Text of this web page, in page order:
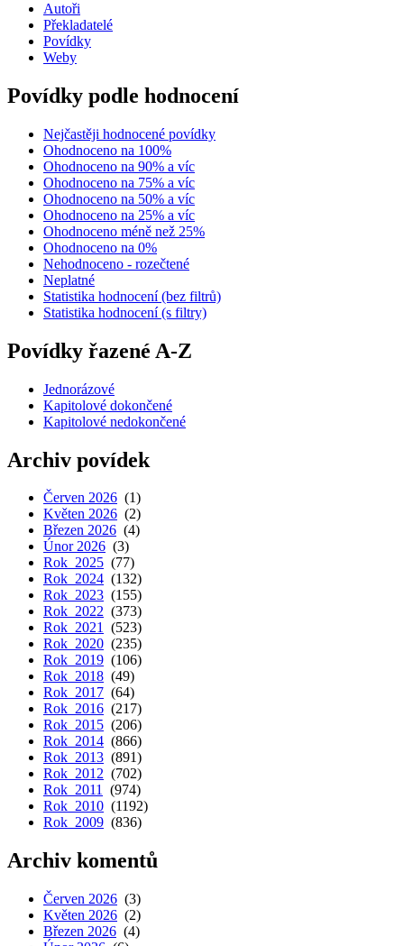
Autoři
Překladatelé
Povídky
Weby
Povídky podle hodnocení
Nejčastěji hodnocené povídky
Ohodnoceno na 100%
Ohodnoceno na 90% a víc
Ohodnoceno na 75% a víc
Ohodnoceno na 50% a víc
Ohodnoceno na 25% a víc
Ohodnoceno méně než 25%
Ohodnoceno na 0%
Nehodnoceno - rozečtené
Neplatné
Statistika hodnocení (bez filtrů)
Statistika hodnocení (s filtry)
Povídky řazené A-Z
Jednorázové
Kapitolové dokončené
Kapitolové nedokončené
Archiv povídek
Červen 2026 (1)
Květen 2026 (2)
Březen 2026 (4)
Únor 2026 (3)
Rok 2025 (77)
Rok 2024 (132)
Rok 2023 (155)
Rok 2022 (373)
Rok 2021 (523)
Rok 2020 (235)
Rok 2019 (106)
Rok 2018 (49)
Rok 2017 (64)
Rok 2016 (217)
Rok 2015 (206)
Rok 2014 (866)
Rok 2013 (891)
Rok 2012 (702)
Rok 2011 (974)
Rok 2010 (1192)
Rok 2009 (836)
Archiv komentů
Červen 2026 (3)
Květen 2026 (2)
Březen 2026 (4)